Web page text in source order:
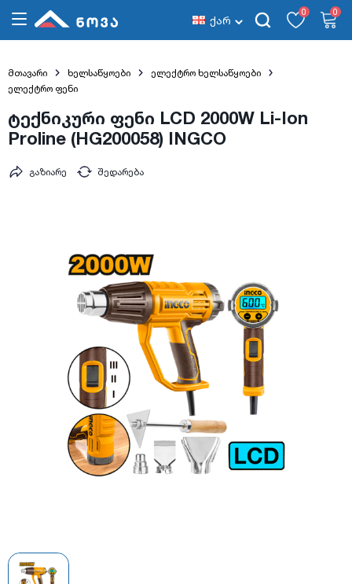
ქარ
0 0
მთავარი ხელსაწყოები
ელექტრო ხელსაწყოები
ელექტრო ფენი
ტექნიკური ფენი LCD 2000W Li-Ion
Proline (HG200058) INGCO
შედარება
გაზიარე